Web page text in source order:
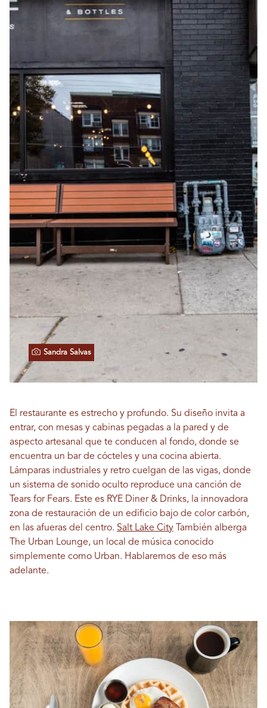
Sandra Salvas
El restaurante es estrecho y profundo. Su diseño invita a
entrar, con mesas y cabinas pegadas a la pared y de
aspecto artesanal que te conducen al fondo, donde se
encuentra un bar de cócteles y una cocina abierta.
Lámparas industriales y retro cuelgan de las vigas, donde
un sistema de sonido oculto reproduce una canción de
Tears for Fears. Este es RYE Diner & Drinks, la innovadora
zona de restauración de un edificio bajo de color carbón,
en las afueras del centro. Salt Lake City También alberga
The Urban Lounge, un local de música conocido
simplemente como Urban. Hablaremos de eso más
adelante.